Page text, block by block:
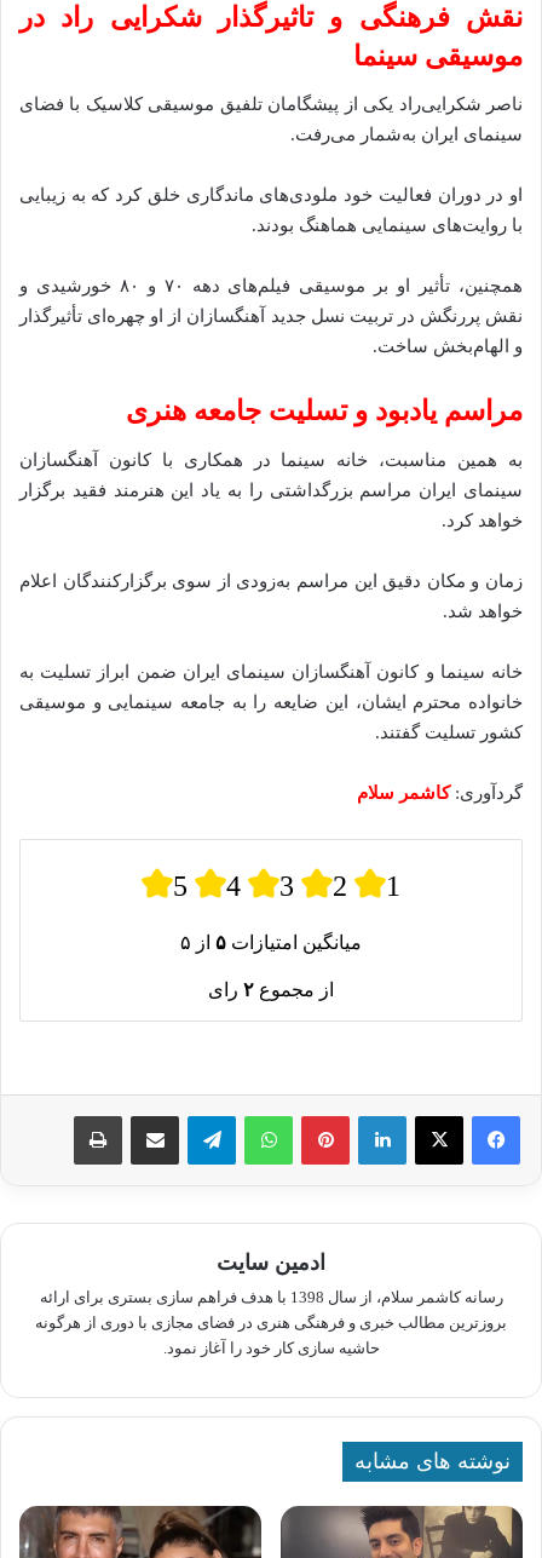
نقش فرهنگی و تاثیرگذار شکرایی‌ راد در
موسیقی سینما
ناصر شکرایی‌راد یکی از پیشگامان تلفیق موسیقی کلاسیک با فضای
سینمای ایران به‌شمار می‌رفت.
او در دوران فعالیت خود ملودی‌های ماندگاری خلق کرد که به زیبایی
با روایت‌های سینمایی هماهنگ بودند.
همچنین، تأثیر او بر موسیقی فیلم‌های دهه ۷۰ و ۸۰ خورشیدی و
نقش پررنگش در تربیت نسل جدید آهنگسازان از او چهره‌ای تأثیرگذار
و الهام‌بخش ساخت.
مراسم یادبود و تسلیت جامعه هنری
به همین مناسبت، خانه سینما در همکاری با کانون آهنگسازان
سینمای ایران مراسم بزرگداشتی را به یاد این هنرمند فقید برگزار
خواهد کرد.
زمان و مکان دقیق این مراسم به‌زودی از سوی برگزارکنندگان اعلام
خواهد شد.
خانه سینما و کانون آهنگسازان سینمای ایران ضمن ابراز تسلیت به
خانواده محترم ایشان، این ضایعه را به جامعه سینمایی و موسیقی
کشور تسلیت گفتند.
گردآوری:کاشمر سلام
5 4 3 2 1
میانگین امتیازات ۵ از ۵
از مجموع ۲ رای
لینکدین پینترستواتس آپ تلگرام اشتراک گذاری از طریق ایمیل چاپ
ادمین سایت
رسانه کاشمر سلام، از سال 1398 با هدف فراهم سازی بستری برای ارائه
بروزترین مطالب خبری و فرهنگی هنری در فضای مجازی با دوری از هرگونه
حاشیه سازی کار خود را آغاز نمود.
نوشته های مشابه